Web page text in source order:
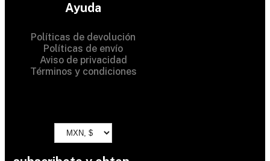
Ayuda
Políticas de devolución
Políticas de envío
Aviso de privacidad
Términos y condiciones